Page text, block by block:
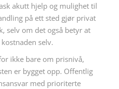
akutt hjelp og mulighet til
på ett sted gjør privat
selv om det også betyr at
selv.
ikke bare om prisnivå,
er bygget opp. Offentlig
med prioriterte